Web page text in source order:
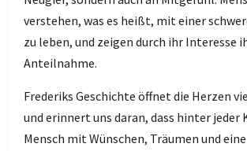
verstehen, was es heißt, mit einer
zu leben, und zeigen durch ihr Interesse
Anteilnahme.
Frederiks Geschichte öffnet die Herzen
und erinnert uns daran, dass hinter jeder
Mensch mit Wünschen, Träumen und